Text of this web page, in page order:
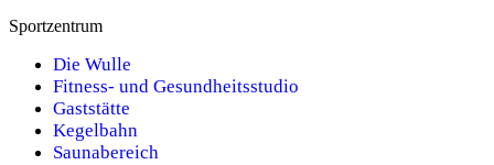
Sportzentrum
Die Wulle
Fitness- und Gesundheitsstudio
Gaststätte
Kegelbahn
Saunabereich